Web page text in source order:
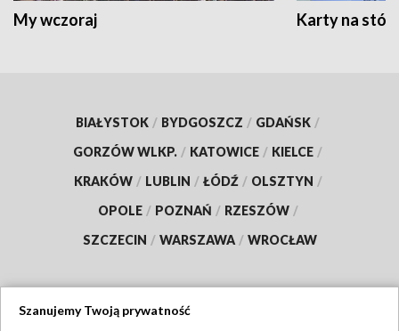
My wczoraj Karty na
BIAŁYSTOK / BYDGOSZCZ / GDAŃSK /
GORZÓW WLKP. / KATOWICE / KIELCE /
KRAKÓW / LUBLIN / ŁÓDŹ / OLSZTYN /
OPOLE / POZNAŃ / RZESZÓW /
SZCZECIN / WARSZAWA / WROCŁAW
Szanujemy Twoją prywatność